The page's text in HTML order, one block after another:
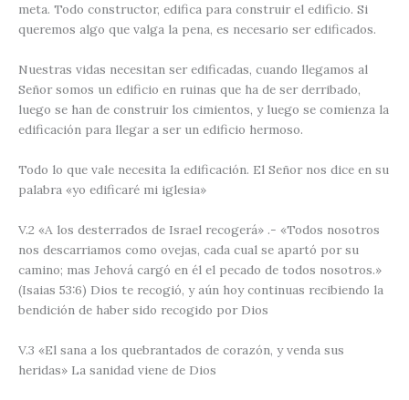
meta. Todo constructor, edifica para construir el edificio. Si
queremos algo que valga la pena, es necesario ser edificados.
Nuestras vidas necesitan ser edificadas, cuando llegamos al
Señor somos un edificio en ruinas que ha de ser derribado,
luego se han de construir los cimientos, y luego se comienza la
edificación para llegar a ser un edificio hermoso.
Todo lo que vale necesita la edificación. El Señor nos dice en su
palabra «yo edificaré mi iglesia»
V.2 «A los desterrados de Israel recogerá» .- «Todos nosotros
nos descarriamos como ovejas, cada cual se apartó por su
camino; mas Jehová cargó en él el pecado de todos nosotros.»
(Isaias 53:6) Dios te recogió, y aún hoy continuas recibiendo la
bendición de haber sido recogido por Dios
V.3 «El sana a los quebrantados de corazón, y venda sus
heridas» La sanidad viene de Dios